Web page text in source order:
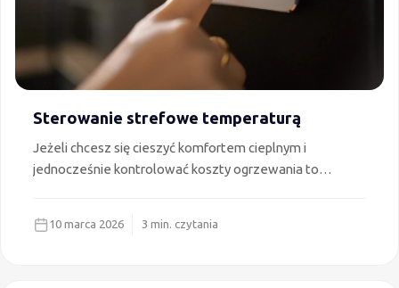
Sterowanie strefowe temperaturą
Jeżeli chcesz się cieszyć komfortem cieplnym i
jednocześnie kontrolować koszty ogrzewania to
sterowanie strefowe pomaga oszczędzać na kosztach
10 marca 2026 3 min. czytania